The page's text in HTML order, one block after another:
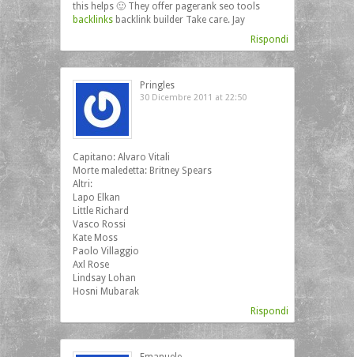
this helps 🙂 They offer pagerank seo tools
backlinksbacklink builder Take care. Jay
Rispondi
Pringles
30 Dicembre 2011 at 22:50
Capitano: Alvaro Vitali
Morte maledetta: Britney Spears
Altri:
Lapo Elkan
Little Richard
Vasco Rossi
Kate Moss
Paolo Villaggio
Axl Rose
Lindsay Lohan
Hosni Mubarak
Rispondi